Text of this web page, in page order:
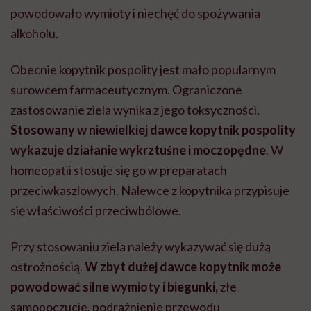
powodowało wymioty i niechęć do spożywania
alkoholu.
Obecnie kopytnik pospolity jest mało popularnym
surowcem farmaceutycznym. Ograniczone
zastosowanie ziela wynika z jego toksyczności.
Stosowany w niewielkiej dawce kopytnik pospolity
wykazuje działanie wykrztuśne i moczopędne. W
homeopatii stosuje się go w preparatach
przeciwkaszlowych. Nalewce z kopytnika przypisuje
się właściwości przeciwbólowe.
Przy stosowaniu ziela należy wykazywać się dużą
ostrożnością.W zbyt dużej dawce kopytnik może
powodować silne wymioty i biegunki, złe
samopoczucie, podrażnienie przewodu